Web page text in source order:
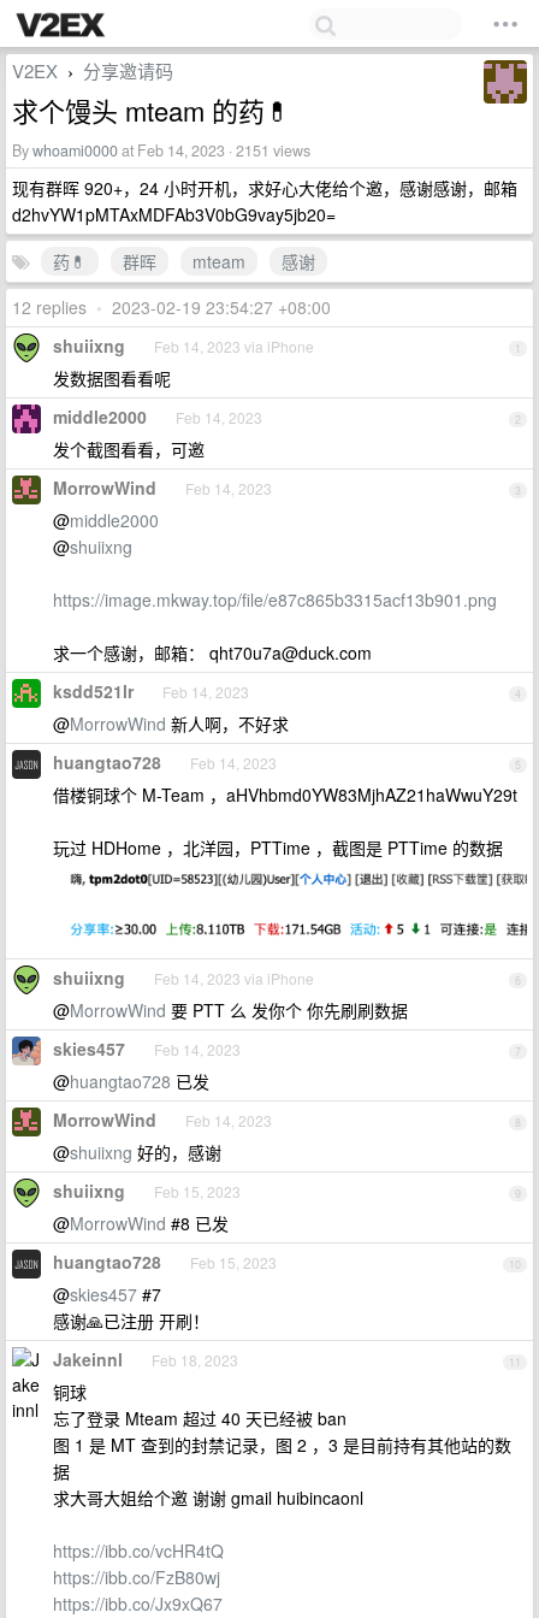
V2EX › 分享邀请码
求个馒头 mteam 的药💊
Bywhoami0000at Feb 14, 2023 · 2151 views
现有群晖 920+，24 小时开机，求好心大佬给个邀，感谢感谢，邮箱
d2hvYW1pMTAxMDFAb3V0bG9vay5jb20=
药💊
群晖 mteam
感谢
12 replies • 2023-02-19 23:54:27 +08:00
1
shuiixng Feb 14, 2023 via iPhone
发数据图看看呢
2
middle2000 Feb 14, 2023
发个截图看看，可邀
3
MorrowWind Feb 14, 2023
@middle2000
@shuiixng
https://image.mkway.top/file/e87c865b3315acf13b901.png
求一个感谢，邮箱： qht70u7a@duck.com
4
ksdd521lr Feb 14, 2023
@MorrowWind 新人啊，不好求
5
huangtao728 Feb 14, 2023
借楼铜球个 M-Team ，aHVhbmd0YW83MjhAZ21haWwuY29t
玩过 HDHome ，北洋园，PTTime ，截图是 PTTime 的数据
6
shuiixng Feb 14, 2023 via iPhone
@MorrowWind 要 PTT 么 发你个 你先刷刷数据
7
skies457 Feb 14, 2023
@huangtao728 已发
8
MorrowWind Feb 14, 2023
@shuiixng 好的，感谢
9
shuiixng Feb 15, 2023
@MorrowWind #8 已发
10
huangtao728 Feb 15, 2023
@skies457 #7
感谢🙏已注册 开刷！
11
Jakeinnl Feb 18, 2023
铜球
忘了登录 Mteam 超过 40 天已经被 ban
图 1 是 MT 查到的封禁记录，图 2 ，3 是目前持有其他站的数
据
求大哥大姐给个邀 谢谢 gmail huibincaonl
https://ibb.co/vcHR4tQ
https://ibb.co/FzB80wj
https://ibb.co/Jx9xQ67